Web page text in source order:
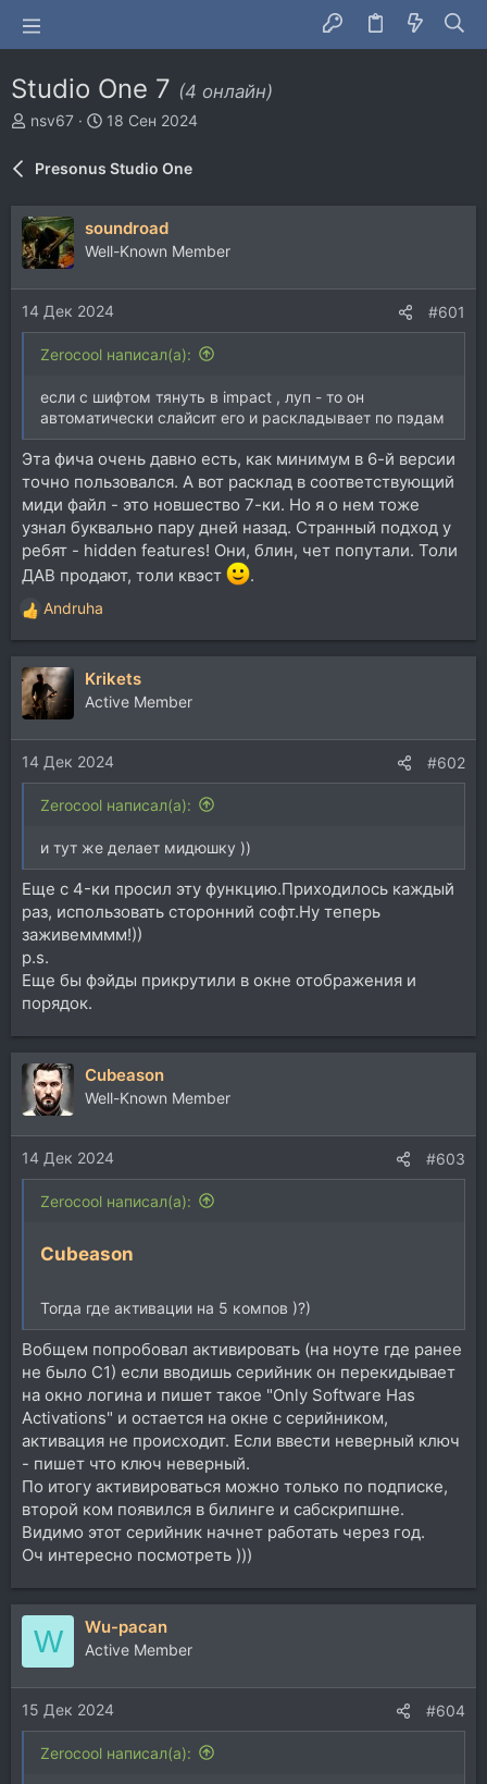
Studio One 7 (4 онлайн)
А
т
р
т
е
м
nsv67
Д
т
н
а
ч
а
18 Сен 2024
Presonus Studio One
soundroad
Well-Known Member
14 Дек 2024 #601
Zerocool написал(а):
если с шифтом тянуть в impact , луп - то он
автоматически слайсит его и раскладывает по пэдам
Эта фича очень давно есть, как минимум в 6-й версии
точно пользовался. А вот расклад в соответствующий
миди файл - это новшество 7-ки. Но я о нем тоже
узнал буквально пару дней назад. Странный подход у
ребят - hidden features! Они, блин, чет попутали. Толи
ДАВ продают, толи квэст
.
Р
е
а
к
ц
и
и
:
Andruha
Krikets
Active Member
14 Дек 2024 #602
Zerocool написал(а):
и тут же делает мидюшку ))
Еще c 4-ки просил эту функцию.Приходилось каждый
раз, использовать сторонний софт.Ну теперь
заживемммм!))
p.s.
Еще бы фэйды прикрутили в окне отображения и
порядок.
Cubeason
Well-Known Member
14 Дек 2024 #603
Zerocool написал(а):
Cubeason
Тогда где активации на 5 компов )?)
Вобщем попробовал активировать (на ноуте где ранее
не было С1) если вводишь серийник он перекидывает
на окно логина и пишет такое "Only Software Has
Activations" и остается на окне с серийником,
активация не происходит. Если ввести неверный ключ
- пишет что ключ неверный.
По итогу активироваться можно только по подписке,
второй ком появился в билинге и сабскрипшне.
Видимо этот серийник начнет работать через год.
Оч интересно посмотреть )))
W Wu-pacan
Active Member
15 Дек 2024 #604
Zerocool написал(а):